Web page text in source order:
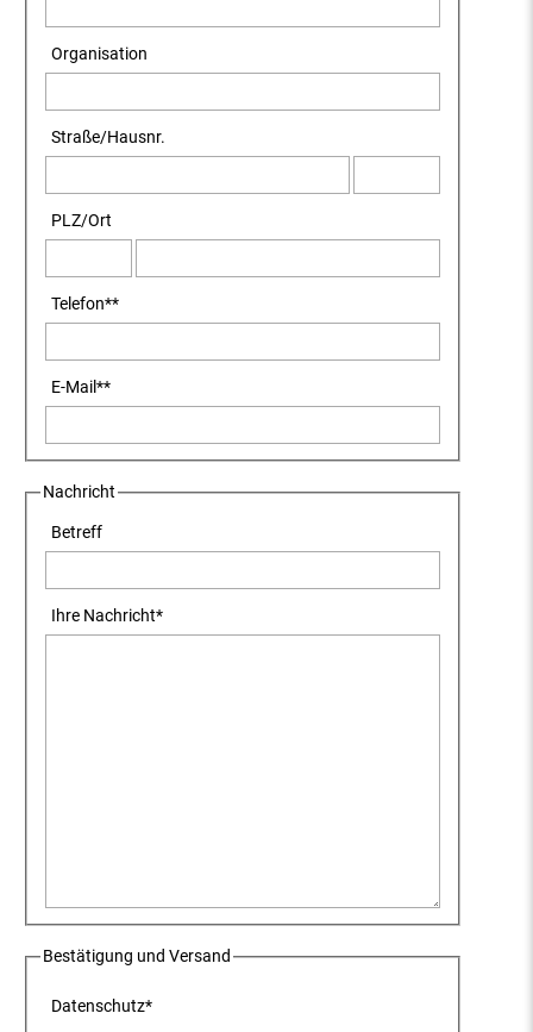
Organisation
Straße/Hausnr.
PLZ/Ort
Telefon**
E-Mail**
Nachricht
Betreff
Ihre Nachricht*
Bestätigung und Versand
Datenschutz*